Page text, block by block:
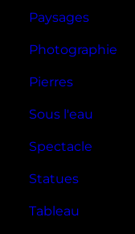
Paysages
Photographie
Pierres
Sous l'eau
Spectacle
Statues
Tableau